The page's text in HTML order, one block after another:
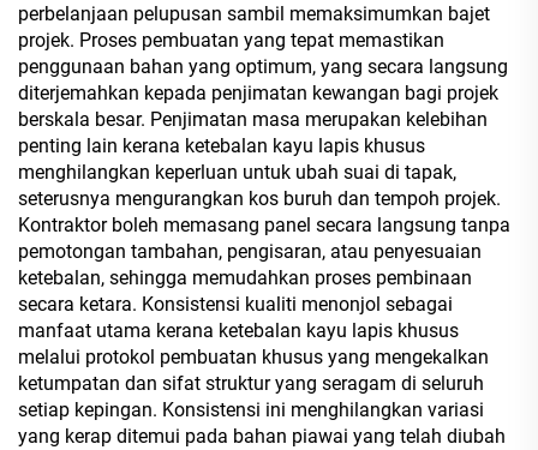
perbelanjaan pelupusan sambil memaksimumkan bajet
projek. Proses pembuatan yang tepat memastikan
penggunaan bahan yang optimum, yang secara langsung
diterjemahkan kepada penjimatan kewangan bagi projek
berskala besar. Penjimatan masa merupakan kelebihan
penting lain kerana ketebalan kayu lapis khusus
menghilangkan keperluan untuk ubah suai di tapak,
seterusnya mengurangkan kos buruh dan tempoh projek.
Kontraktor boleh memasang panel secara langsung tanpa
pemotongan tambahan, pengisaran, atau penyesuaian
ketebalan, sehingga memudahkan proses pembinaan
secara ketara. Konsistensi kualiti menonjol sebagai
manfaat utama kerana ketebalan kayu lapis khusus
melalui protokol pembuatan khusus yang mengekalkan
ketumpatan dan sifat struktur yang seragam di seluruh
setiap kepingan. Konsistensi ini menghilangkan variasi
yang kerap ditemui pada bahan piawai yang telah diubah